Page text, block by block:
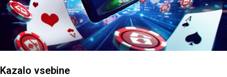
Kazalo vsebine